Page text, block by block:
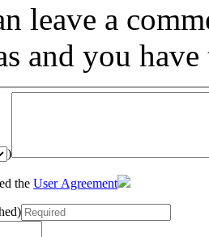
leave a
and you have
)
the User Agreement